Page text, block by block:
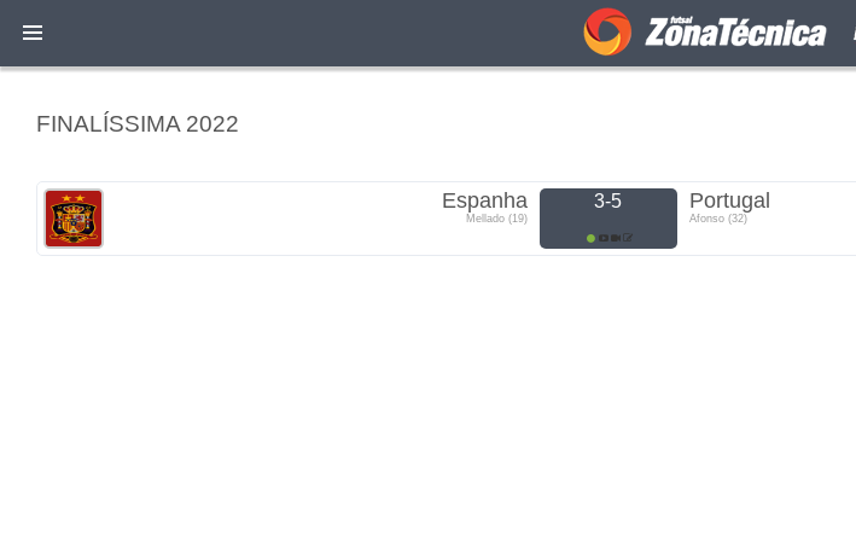
FINALÍSSIMA 2022
Espanha
Mellado (19)
3-5 Portugal
Afonso (32)